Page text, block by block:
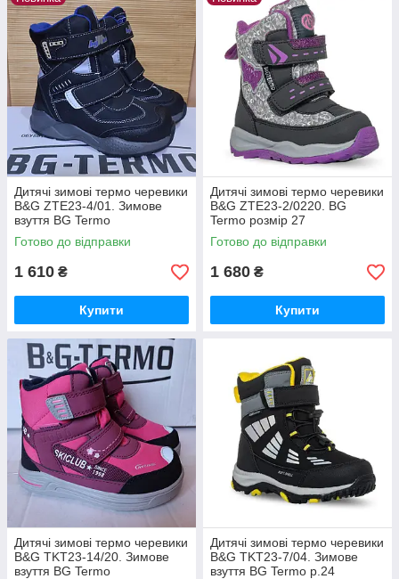
Дитячі зимові термо черевики
B&G ZTE23-4/01. Зимове
взуття BG Termo
Готово до відправки
1 610 ₴
Купити
Дитячі зимові термо черевики
B&G ZTE23-2/0220. BG
Termo розмір 27
Готово до відправки
1 680 ₴
Купити
Дитячі зимові термо черевики
B&G TKT23-14/20. Зимове
взуття BG Termo
Дитячі зимові термо черевики
B&G TKT23-7/04. Зимове
взуття BG Termo р.24